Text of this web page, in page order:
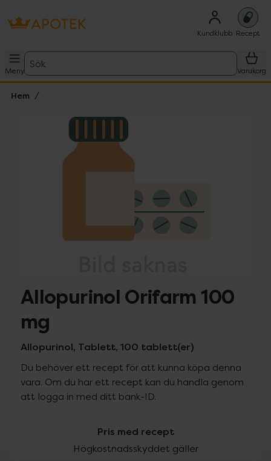
Kundklubb Recept
Meny
Sök
Varukorg
Hem
Lista: . Innehåller 1 objekt.
Allopurinol Orifarm 100
mg
Allopurinol, Tablett, 100 tablett(er)
Du behöver ett recept för att kunna köpa denna
vara. Om du har ett recept kan du handla genom
att logga in med ditt bank-ID.
Pris med recept
Högkostnadsskyddet gäller